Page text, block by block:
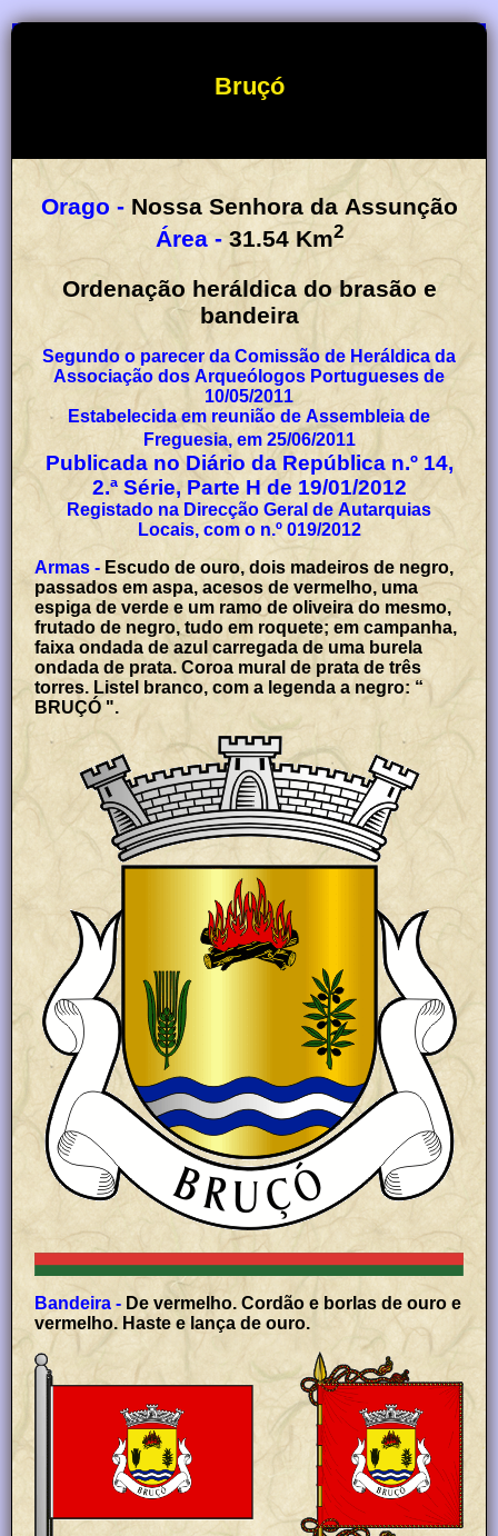
Bruçó
Orago - Nossa Senhora da Assunção
Área - 31.54 Km2
Ordenação heráldica do brasão e
bandeira
Segundo o parecer da Comissão de Heráldica da
Associação dos Arqueólogos Portugueses de
10/05/2011
Estabelecida em reunião de Assembleia de
Freguesia, em 25/06/2011
Publicada no Diário da República n.º 14,
2.ª Série, Parte H de 19/01/2012
Registado na Direcção Geral de Autarquias
Locais, com o n.º 019/2012
Armas - Escudo de ouro, dois madeiros de negro,
passados em aspa, acesos de vermelho, uma
espiga de verde e um ramo de oliveira do mesmo,
frutado de negro, tudo em roquete; em campanha,
faixa ondada de azul carregada de uma burela
ondada de prata. Coroa mural de prata de três
torres. Listel branco, com a legenda a negro: “
BRUÇÓ ".
Bandeira - De vermelho. Cordão e borlas de ouro e
vermelho. Haste e lança de ouro.